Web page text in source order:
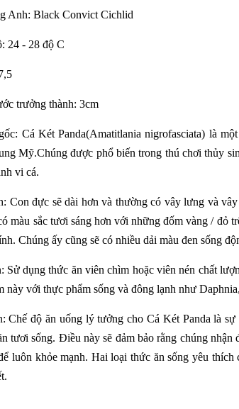
Anh: Black Convict Cichlid
24 - 28 độ C
trưởng thành: 3cm
Cá Két Panda(Amatitlania nigrofasciata) là
Mỹ.Chúng được phổ biến trong thú chơi thủy
vi cá.
Con đực sẽ dài hơn và thường có vây lưng và
màu sắc tươi sáng hơn với những đốm vàng / đỏ
Chúng ấy cũng sẽ có nhiều dải màu đen sống
Sử dụng thức ăn viên chìm hoặc viên nén chất
này với thực phẩm sống và đông lạnh như
Chế độ ăn uống lý tưởng cho Cá Két Panda là
tươi sống. Điều này sẽ đảm bảo rằng chúng
luôn khỏe mạnh. Hai loại thức ăn sống yêu